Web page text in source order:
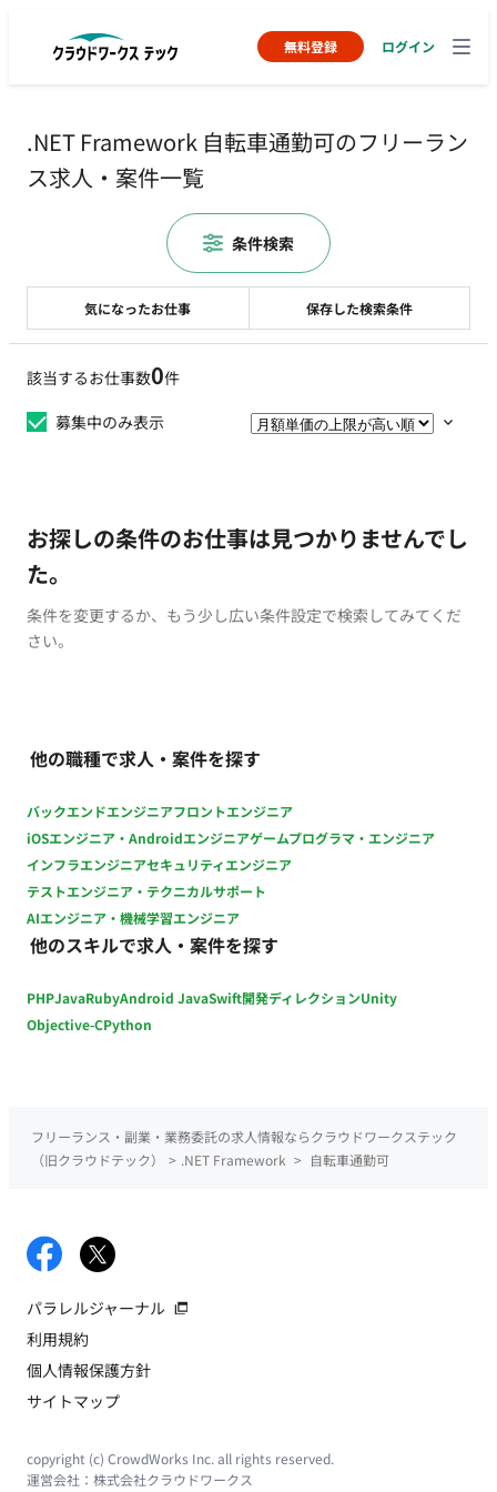
無料登録 ログイン
.NET Framework 自転車通勤可のフリーラン
ス求人・案件一覧
該当するお仕事数0件
募集中のみ表示
お探しの条件のお仕事は見つかりませんでし
た。
条件を変更するか、もう少し広い条件設定で検索してみてくだ
さい。
他の職種で求人・案件を探す
バックエンドエンジニアフロントエンジニア
iOSエンジニア・Androidエンジニアゲームプログラマ・エンジニア
インフラエンジニアセキュリティエンジニア
テストエンジニア・テクニカルサポート
AIエンジニア・機械学習エンジニア
他のスキルで求人・案件を探す
PHPJavaRubyAndroid JavaSwift開発ディレクションUnity
Objective-CPython
気になったお仕事 保存した検索条件
条件検索
フリーランス・副業・業務委託の求人情報ならクラウドワークステック
（旧クラウドテック）
> .NET Framework > 自転車通勤可
パラレルジャーナル
利用規約
個人情報保護方針
サイトマップ
copyright (c) CrowdWorks Inc. all rights reserved.
運営会社： 株式会社クラウドワークス